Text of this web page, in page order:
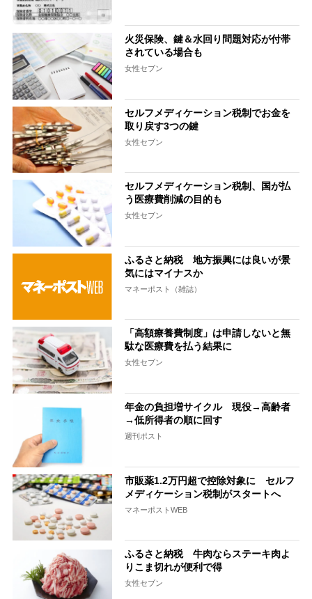
火災保険、鍵＆水回り問題対応が付帯
されている場合も
女性セブン
セルフメディケーション税制でお金を
取り戻す3つの鍵
女性セブン
セルフメディケーション税制、国が払
う医療費削減の目的も
女性セブン
ふるさと納税 地方振興には良いが景
気にはマイナスか
マネーポスト（雑誌）
「高額療養費制度」は申請しないと無
駄な医療費を払う結果に
女性セブン
年金の負担増サイクル 現役→高齢者
→低所得者の順に回す
週刊ポスト
市販薬1.2万円超で控除対象に セルフ
メディケーション税制がスタートへ
マネーポストWEB
ふるさと納税 牛肉ならステーキ肉よ
りこま切れが便利で得
女性セブン